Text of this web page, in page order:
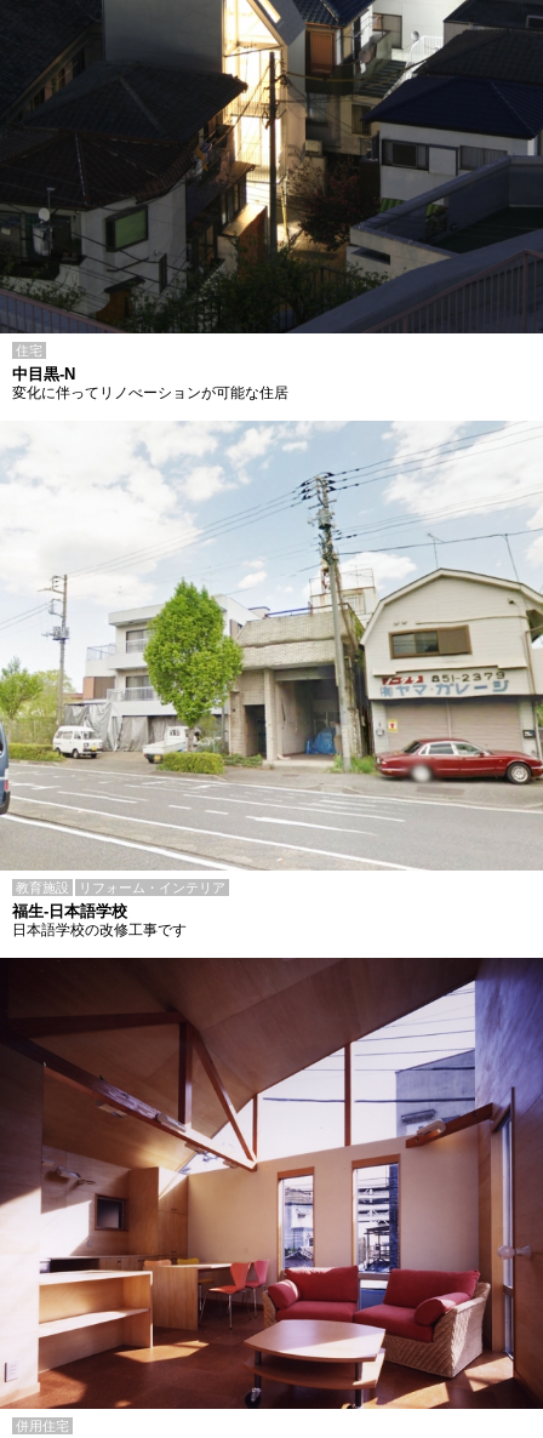
住宅
中目黒-N
変化に伴ってリノべーションが可能な住居
教育施設 リフォーム・インテリア
福生-日本語学校
日本語学校の改修工事です
併用住宅